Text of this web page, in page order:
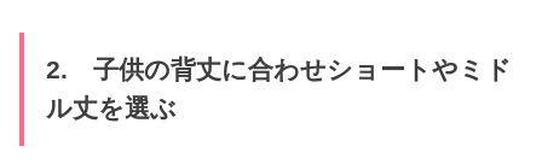
2. 子供の背丈に合わせショートやミド
ル丈を選ぶ